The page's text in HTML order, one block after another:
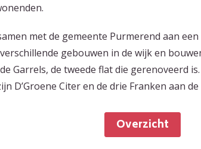
met de gemeente Purmerend aan
gebouwen in de wijk en
Garrels, de tweede flat die gerenoveerd
D’Groene Citer en de drie Franken aan
Overzicht